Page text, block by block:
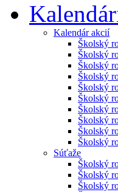
Kalendár akcií
Školský
Školský
Školský
Školský
Školský
Školský
Školský
Školský
Školský
Školský
Súťaže
Školský
Školský
Školský